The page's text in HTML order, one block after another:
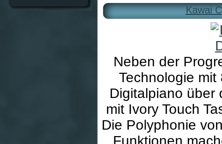
Kawai
Neben der
Technologie
Digitalpiano über
mit Ivory Touch
Die Polyphonie
Funktionen